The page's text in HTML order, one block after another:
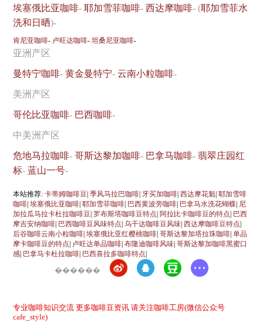
埃塞俄比亚咖啡-耶加雪菲咖啡- 西达摩咖啡- (耶加雪菲水
洗和日晒)-
肯尼亚咖啡- 卢旺达咖啡-坦桑尼亚咖啡-
亚洲产区
曼特宁咖啡-黄金曼特宁-云南小粒咖啡-
美洲产区
哥伦比亚咖啡- 巴西咖啡-
中美洲产区
危地马拉咖啡-哥斯达黎加咖啡- 巴拿马咖啡-翡翠庄园红
标-蓝山一号-
本站推荐:卡蒂姆咖啡豆 |季风马拉巴咖啡 牙买加咖啡 |西达摩花魁 |耶加雪啡
咖啡 |埃塞俄比亚咖啡 |耶加雪菲咖啡 巴西黄波旁咖啡 巴拿马水洗花蝴蝶 尼
加拉瓜马拉卡杜拉咖啡豆 罗布斯塔咖啡豆特点 阿拉比卡咖啡豆的特点 巴西
摩吉安纳咖啡 巴西咖啡豆风味特点 |乌干达咖啡豆风味 |西达摩咖啡豆特点
后谷咖啡云南小粒咖啡 |埃塞俄比亚红樱桃咖啡 |哥斯达黎加塔拉珠咖啡 |单品
摩卡咖啡豆的特点 卢旺达单品咖啡 |布隆迪咖啡风味 |哥斯达黎加咖啡黑蜜口
感 巴拿马卡杜拉咖啡 巴西喜拉多咖啡特点
������
专业咖啡知识交流 更多咖啡豆资讯 请关注咖啡工房(微信公众号
cafe_style)